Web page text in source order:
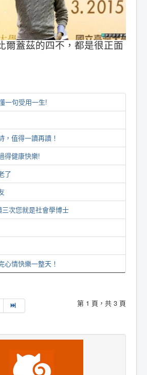
爾蓋茲的四不，都是很正面
一句受用一生!
，值得一讀再讀！
得健康快樂!
了
三次您就是社會學博士
心情快樂一整天！
第 1 頁，共 3 頁